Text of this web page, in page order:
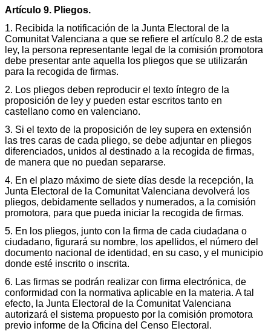
Artículo 9. Pliegos.
1. Recibida la notificación de la Junta Electoral de la
Comunitat Valenciana a que se refiere el artículo 8.2 de esta
ley, la persona representante legal de la comisión promotora
debe presentar ante aquella los pliegos que se utilizarán
para la recogida de firmas.
2. Los pliegos deben reproducir el texto íntegro de la
proposición de ley y pueden estar escritos tanto en
castellano como en valenciano.
3. Si el texto de la proposición de ley supera en extensión
las tres caras de cada pliego, se debe adjuntar en pliegos
diferenciados, unidos al destinado a la recogida de firmas,
de manera que no puedan separarse.
4. En el plazo máximo de siete días desde la recepción, la
Junta Electoral de la Comunitat Valenciana devolverá los
pliegos, debidamente sellados y numerados, a la comisión
promotora, para que pueda iniciar la recogida de firmas.
5. En los pliegos, junto con la firma de cada ciudadana o
ciudadano, figurará su nombre, los apellidos, el número del
documento nacional de identidad, en su caso, y el municipio
donde esté inscrito o inscrita.
6. Las firmas se podrán realizar con firma electrónica, de
conformidad con la normativa aplicable en la materia. A tal
efecto, la Junta Electoral de la Comunitat Valenciana
autorizará el sistema propuesto por la comisión promotora
previo informe de la Oficina del Censo Electoral.